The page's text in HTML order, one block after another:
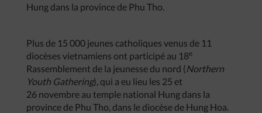
Hung dans la province de Phu Tho.
Plus de 15 000 jeunes catholiques venus de 11
diocèses vietnamiens ont participé au 18e
Rassemblement de la jeunesse du nord (Northern
Youth Gathering), qui a eu lieu les 25 et
26 novembre au temple national Hung dans la
province de Phu Tho, dans le diocèse de Hung Hoa.